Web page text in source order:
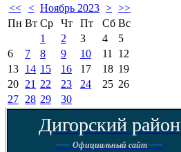
<< < Ноябрь 2023 > >>
Пн Вт Ср Чт Пт Сб Вс
1
2 3 4
5
6
7 8 9 10 11
12
13 14 15 16 17 18 19
20 21 22 23 24 25 26
27 28 29 30
Дигорский район
---- Официальный сайт----